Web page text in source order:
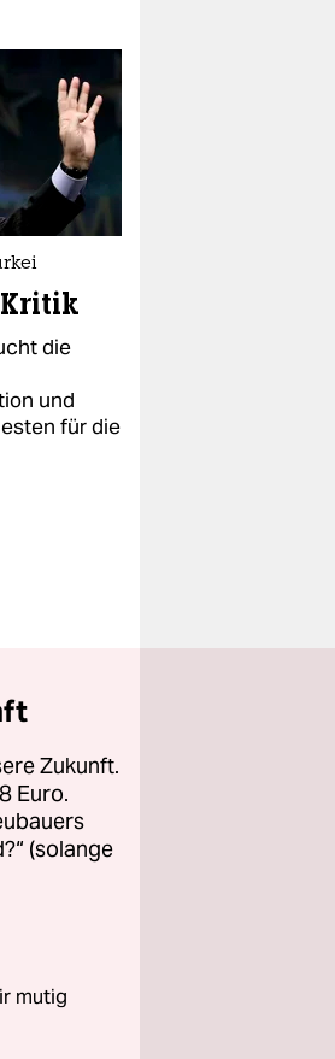
die
und
für die
Zukunft.
Euro.
(solange
mutig